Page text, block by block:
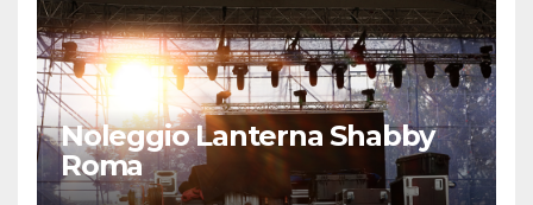
Noleggio Lanterna Shabby
Roma